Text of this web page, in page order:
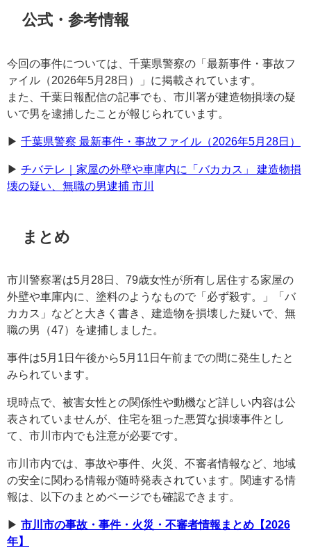
公式・参考情報
今回の事件については、千葉県警察の「最新事件・事故フ
ァイル（2026年5月28日）」に掲載されています。
また、千葉日報配信の記事でも、市川署が建造物損壊の疑
いで男を逮捕したことが報じられています。
▶︎ 千葉県警察 最新事件・事故ファイル（2026年5月28日）
▶︎ チバテレ｜家屋の外壁や車庫内に「バカカス」 建造物損
壊の疑い、無職の男逮捕 市川
まとめ
市川警察署は5月28日、79歳女性が所有し居住する家屋の
外壁や車庫内に、塗料のようなもので「必ず殺す。」「バ
カカス」などと大きく書き、建造物を損壊した疑いで、無
職の男（47）を逮捕しました。
事件は5月1日午後から5月11日午前までの間に発生したと
みられています。
現時点で、被害女性との関係性や動機など詳しい内容は公
表されていませんが、住宅を狙った悪質な損壊事件とし
て、市川市内でも注意が必要です。
市川市内では、事故や事件、火災、不審者情報など、地域
の安全に関わる情報が随時発表されています。関連する情
報は、以下のまとめページでも確認できます。
▶︎ 市川市の事故・事件・火災・不審者情報まとめ【2026
年】